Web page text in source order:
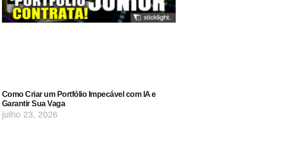
Como Criar um Portfólio Impecável com IA e
Garantir Sua Vaga
julho 23, 2026